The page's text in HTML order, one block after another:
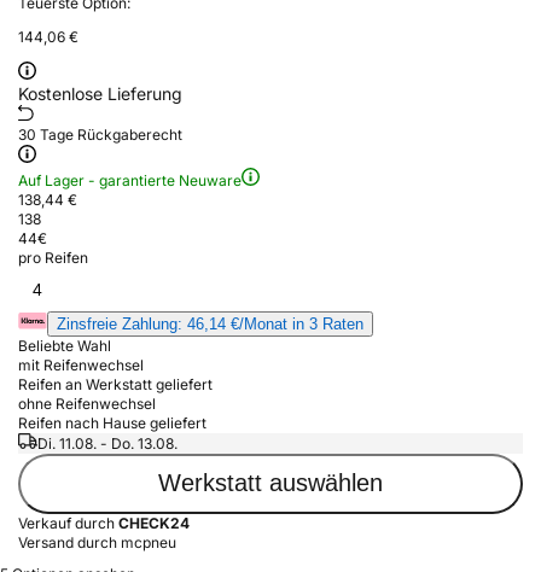
144,06 €
Kostenlose Lieferung
30 Tage Rückgaberecht
Auf Lager - garantierte Neuware
138,44 €
138
44€
pro Reifen
4
Zinsfreie Zahlung: 46,14 €/Monat in 3 Raten
Beliebte Wahl
mit Reifenwechsel
Reifen an Werkstatt geliefert
ohne Reifenwechsel
Reifen nach Hause geliefert
Di. 11.08. - Do. 13.08.
Werkstatt auswählen
Verkauf durch CHECK24
Versand durch mcpneu